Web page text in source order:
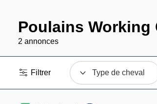
Poulains Working
2 annonces
Filtrer Type de cheval